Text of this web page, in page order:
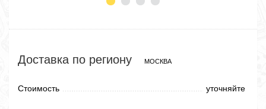
Доставка по региону МОСКВА
Стоимость уточняйте